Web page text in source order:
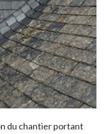
du chantier portant